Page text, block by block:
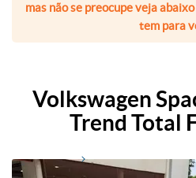
mas não se preocupe veja
tem para
Volkswagen
Trend Total